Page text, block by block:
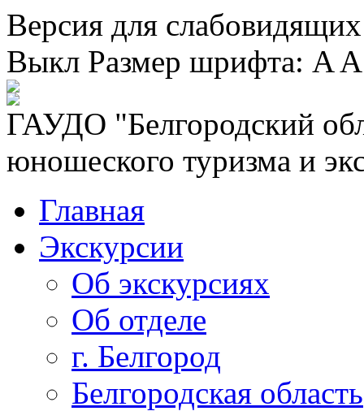
Версия для
Выкл Размер шрифта: A A
ГАУДО "Белгородский
юношеского туризма и
Главная
Экскурсии
Об экскурсиях
Об отделе
г. Белгород
Белгородская область